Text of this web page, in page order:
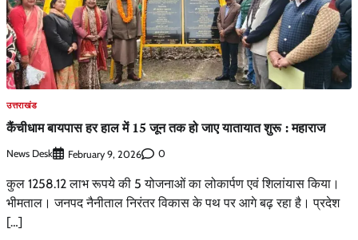
उत्तराखंड
कैंचीधाम बायपास हर हाल में 15 जून तक हो जाए यातायात शुरू : महाराज
News Desk February 9, 2026 0
कुल 1258.12 लाभ रूपये की 5 योजनाओं का लोकार्पण एवं शिलांयास किया।
भीमताल। जनपद नैनीताल निरंतर विकास के पथ पर आगे बढ़ रहा है। प्रदेश
[…]